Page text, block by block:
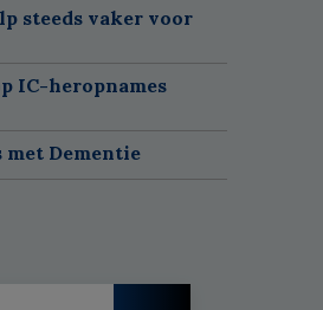
steeds vaker voor
IC-heropnames
Dementie